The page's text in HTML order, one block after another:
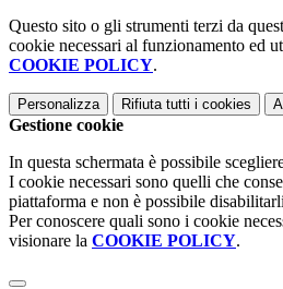
Questo sito o gli strumenti terzi da
cookie necessari al funzionamento ed
COOKIE POLICY.
Personalizza Rifiuta tutti i cookies
Gestione cookie
In questa schermata è possibile
I cookie necessari sono quelli che
piattaforma e non è possibile
Per conoscere quali sono i cookie
visionare la COOKIE POLICY.